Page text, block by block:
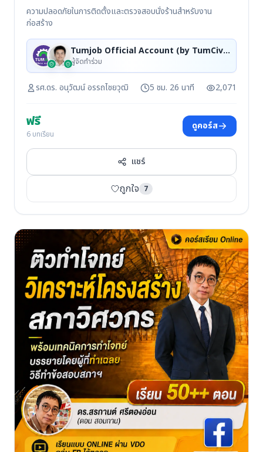
ความปลอดภัยในการติดตั้งและตรวจสอบนั่งร้านสำหรับงาน
ก่อสร้าง
Tumjob Official Account (by TumCivil), รศ.ดร. อนุวัฒน์ อรรถไชยวุฒิ
ผู้จัดทำร่วม
รศ.ดร. อนุวัฒน์ อรรถไชยวุฒิ 5 ชม. 26 นาที 2,071
ฟรี
6 บทเรียน
ดูคอร์ส
แชร์
ถูกใจ 7